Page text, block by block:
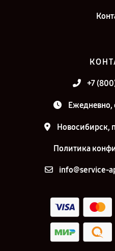
+7
Ежедневно,
Новосибирск,
Политика
info@service-